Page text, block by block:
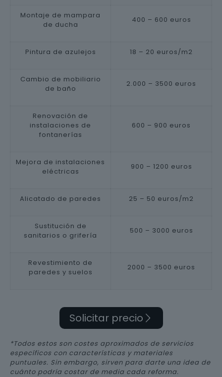
Montaje de mampara
de ducha
400 – 600 euros
Pintura de azulejos 18 – 20 euros/m2
Cambio de mobiliario
de baño
2.000 – 3500 euros
Renovación de
instalaciones de
fontanerías
600 – 900 euros
Mejora de instalaciones
eléctricas
900 – 1200 euros
Alicatado de paredes 25 – 50 euros/m2
Sustitución de
sanitarios o grifería
500 – 3000 euros
Revestimiento de
paredes y suelos
2000 – 3500 euros
Solicitar precio
*Todos estos son costes aproximados de servicios
específicos con características y materiales
puntuales. Sin embargo, sirven para darte una idea de
cuánto podría costar de media cada reforma.